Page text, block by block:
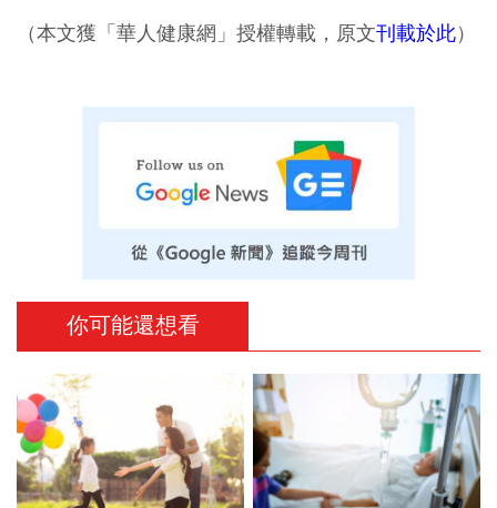
（本文獲「華人健康網」授權轉載，原文刊載於此）
你可能還想看